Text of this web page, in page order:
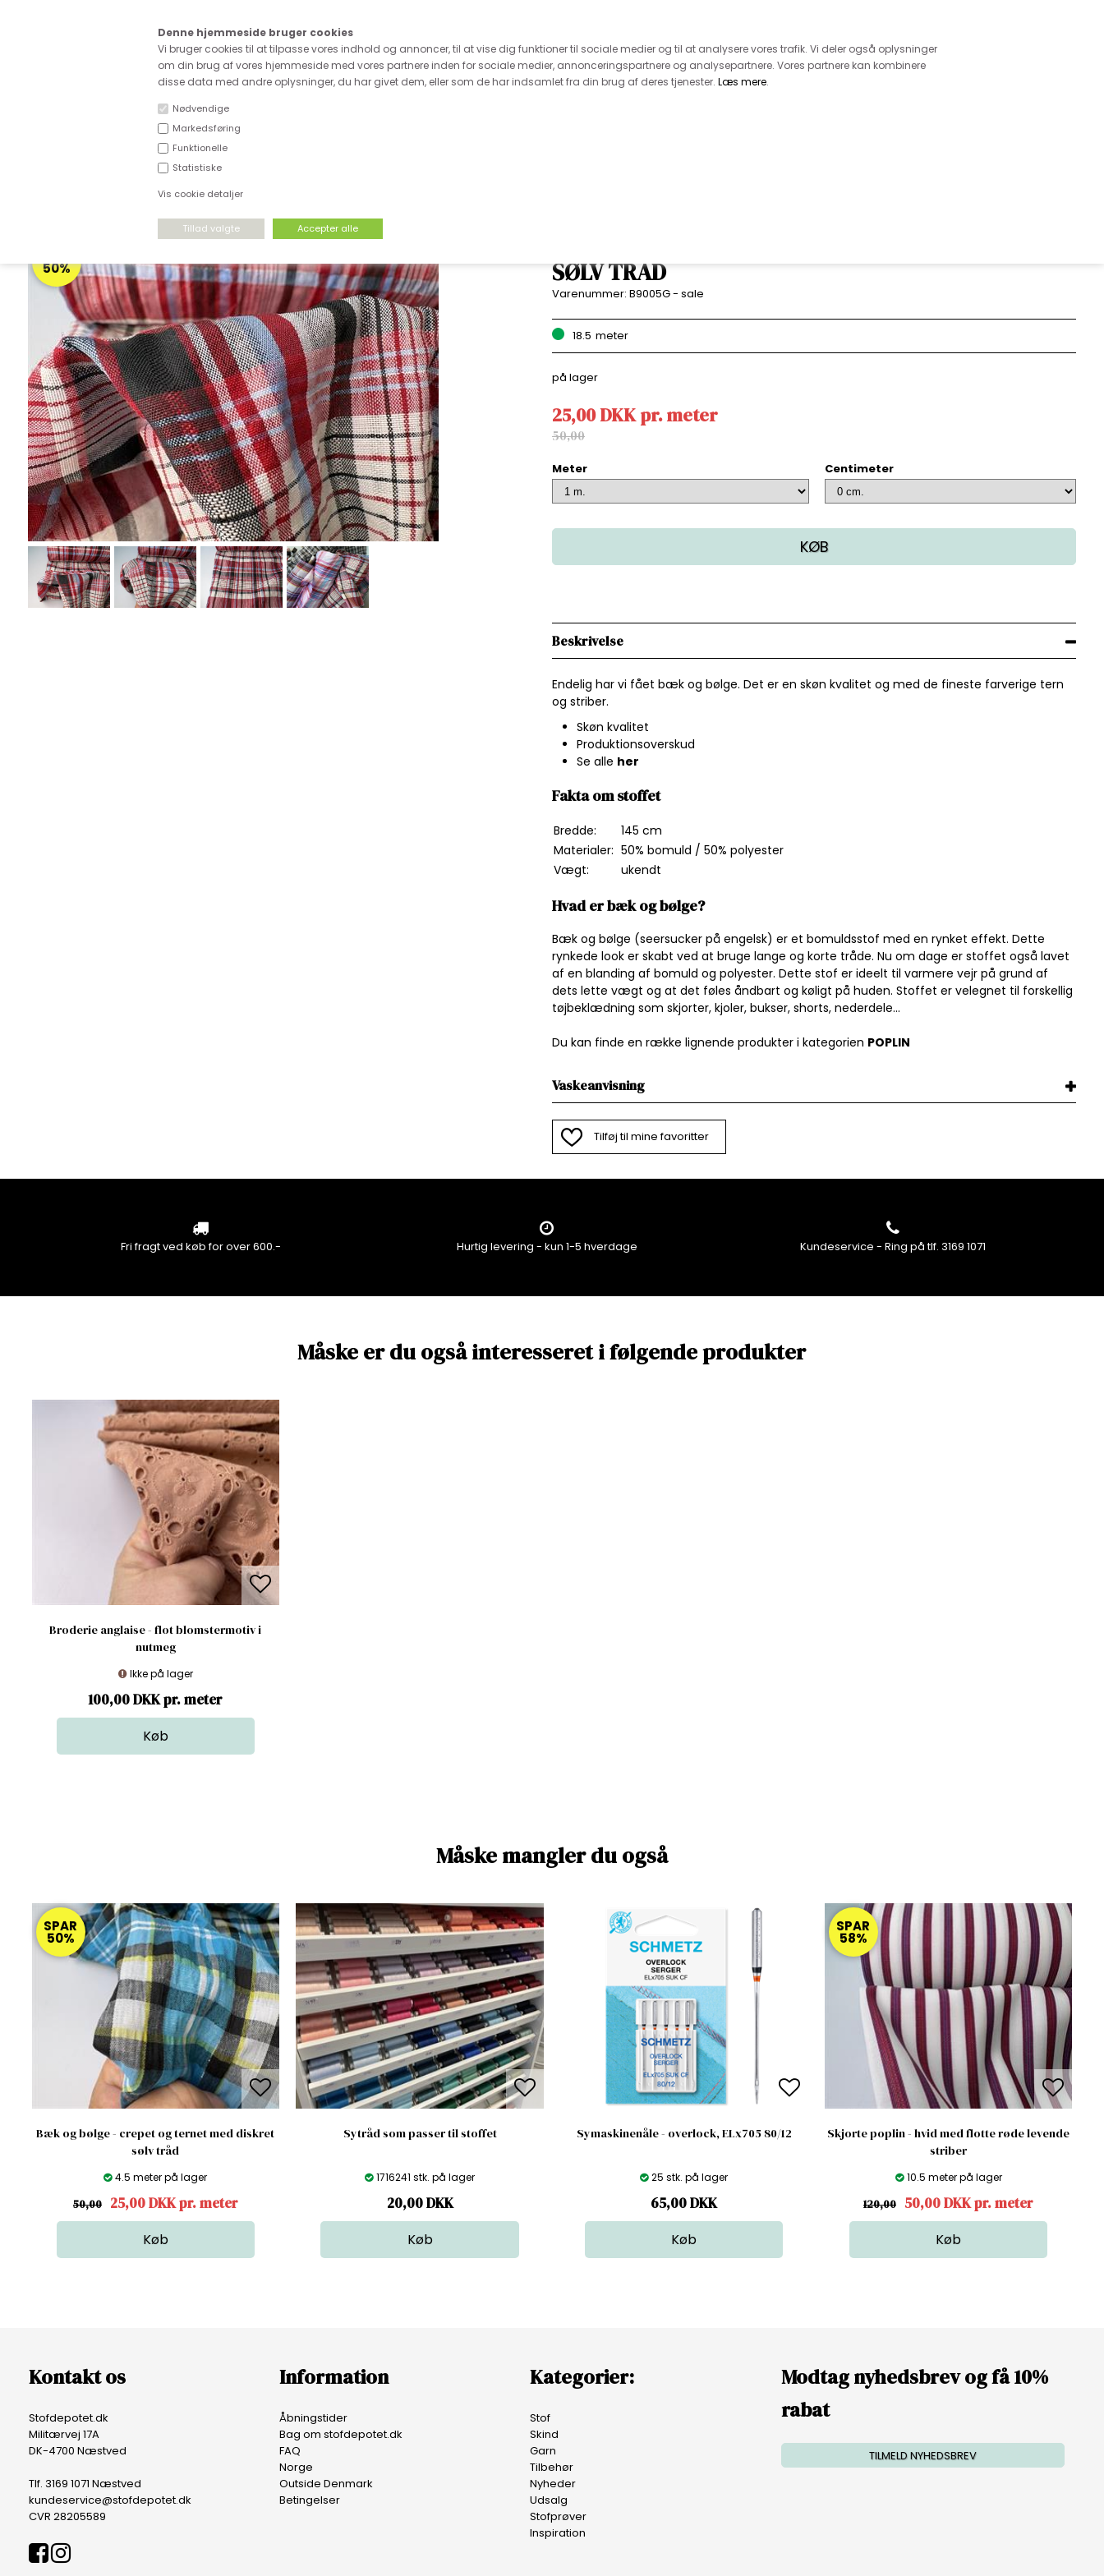
Denne hjemmeside bruger cookies
Vi bruger cookies til at tilpasse vores indhold og annoncer, til at vise dig funktioner til sociale medier og til at analysere vores trafik. Vi deler også oplysninger
om din brug af vores hjemmeside med vores partnere inden for sociale medier, annonceringspartnere og analysepartnere. Vores partnere kan kombinere
disse data med andre oplysninger, du har givet dem, eller som de har indsamlet fra din brug af deres tjenester. Læs mere.
Nødvendige
Markedsføring
Funktionelle
Statistiske
Vis cookie detaljer
Fri fragt ved køb for over 600.-
DEADSTOCK
50%
SØLV TRÅD
Varenummer: B9005G - sale
18.5 meter
på lager
25,00DKKpr.meter
50,00
Meter Centimeter
KØB
Beskrivelse
Endelig har vi fået bæk og bølge. Det er en skøn kvalitet og med de fineste farverige tern
og striber.
Skøn kvalitet
Produktionsoverskud
Se alle her
Fakta om stoffet
Bredde:
145 cm
Materialer: 50% bomuld / 50% polyester
Vægt:
ukendt
Hvad er bæk og bølge?
Bæk og bølge (seersucker på engelsk) er et bomuldsstof med en rynket effekt. Dette
rynkede look er skabt ved at bruge lange og korte tråde. Nu om dage er stoffet også lavet
af en blanding af bomuld og polyester. Dette stof er ideelt til varmere vejr på grund af
dets lette vægt og at det føles åndbart og køligt på huden. Stoffet er velegnet til forskellig
tøjbeklædning som skjorter, kjoler, bukser, shorts, nederdele...
Du kan finde en række lignende produkter i kategorien POPLIN
Vaskeanvisning
Tilføj til mine favoritter
Fri fragt ved køb for over 600.- Hurtig levering - kun 1-5 hverdage Kundeservice - Ring på tlf. 3169 1071
Måske er du også interesseret i følgende produkter
Broderie anglaise - flot blomstermotiv i
nutmeg
Ikke på lager
100,00 DKK pr. meter
Måske mangler du også
SPAR
50%
Bæk og bølge - crepet og ternet med diskret
sølv tråd
4.5 meter på lager
50,00
25,00 DKK pr. meter
Sytråd som passer til stoffet
1716241 stk. på lager
20,00DKK
Symaskinenåle - overlock, ELx705 80/12
25 stk. på lager
65,00DKK
SPAR
58%
Skjorte poplin - hvid med flotte røde levende
striber
10.5 meter på lager
120,00
50,00 DKK pr. meter
Kontakt os
Stofdepotet.dk
Militærvej 17A
DK-4700 Næstved
Tlf. 3169 1071 Næstved
kundeservice@stofdepotet.dk
CVR 28205589
Information
Åbningstider
Bag om stofdepotet.dk
FAQ
Norge
Outside Denmark
Betingelser
Kategorier:
Stof
Skind
Garn
Tilbehør
Nyheder
Udsalg
Stofprøver
Inspiration
Modtag nyhedsbrev og få 10%
rabat
TILMELD NYHEDSBREV